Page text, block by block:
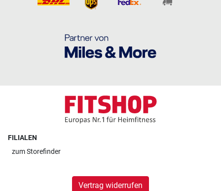
FILIALEN
zumStorefinder
Vertrag widerrufen